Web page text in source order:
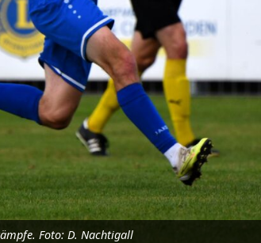
Foto: D. Nachtigall